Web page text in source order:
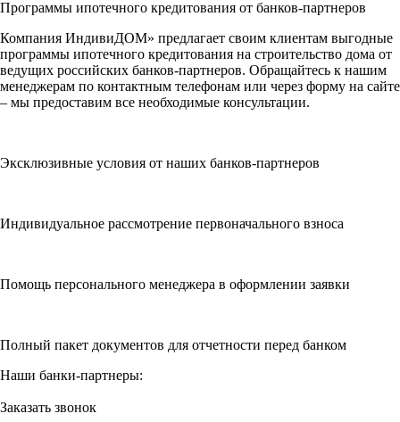
Программы ипотечного кредитования от банков-партнеров
Компания ИндивиДОМ» предлагает своим клиентам выгодные
программы ипотечного кредитования на строительство дома от
ведущих российских банков-партнеров. Обращайтесь к нашим
менеджерам по контактным телефонам или через форму на сайте
– мы предоставим все необходимые консультации.
Эксклюзивные условия от наших банков-партнеров
Индивидуальное рассмотрение первоначального взноса
Помощь персонального менеджера в оформлении заявки
Полный пакет документов для отчетности перед банком
Наши банки-партнеры:
Заказать звонок